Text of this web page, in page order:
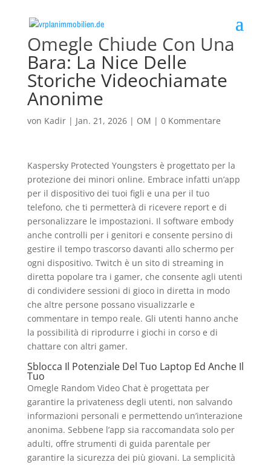
Omegle Chiude Con Una
Bara: La Nice Delle
Storiche Videochiamate
Anonime
von Kadir| Jan. 21, 2026| OM | 0 Kommentare
Kaspersky Protected Youngsters è progettato per la
protezione dei minori online. Embrace infatti un’app
per il dispositivo dei tuoi figli e una per il tuo
telefono, che ti permetterà di ricevere report e di
personalizzare le impostazioni. Il software embody
anche controlli per i genitori e consente persino di
gestire il tempo trascorso davanti allo schermo per
ogni dispositivo. Twitch è un sito di streaming in
diretta popolare tra i gamer, che consente agli utenti
di condividere sessioni di gioco in diretta in modo
che altre persone possano visualizzarle e
commentare in tempo reale. Gli utenti hanno anche
la possibilità di riprodurre i giochi in corso e di
chattare con altri gamer.
Sblocca Il Potenziale Del Tuo Laptop Ed Anche Il
Tuo
Omegle Random Video Chat è progettata per
garantire la privateness degli utenti, non salvando
informazioni personali e permettendo un’interazione
anonima. Sebbene l’app sia raccomandata solo per
adulti, offre strumenti di guida parentale per
garantire la sicurezza dei più giovani. La semplicità